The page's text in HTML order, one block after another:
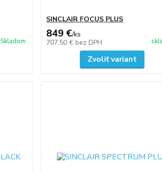
Skladom
SINCLAIR FOCUS PLUS
849 €/ks
707,50 € bez DPH
Zvoliť variant